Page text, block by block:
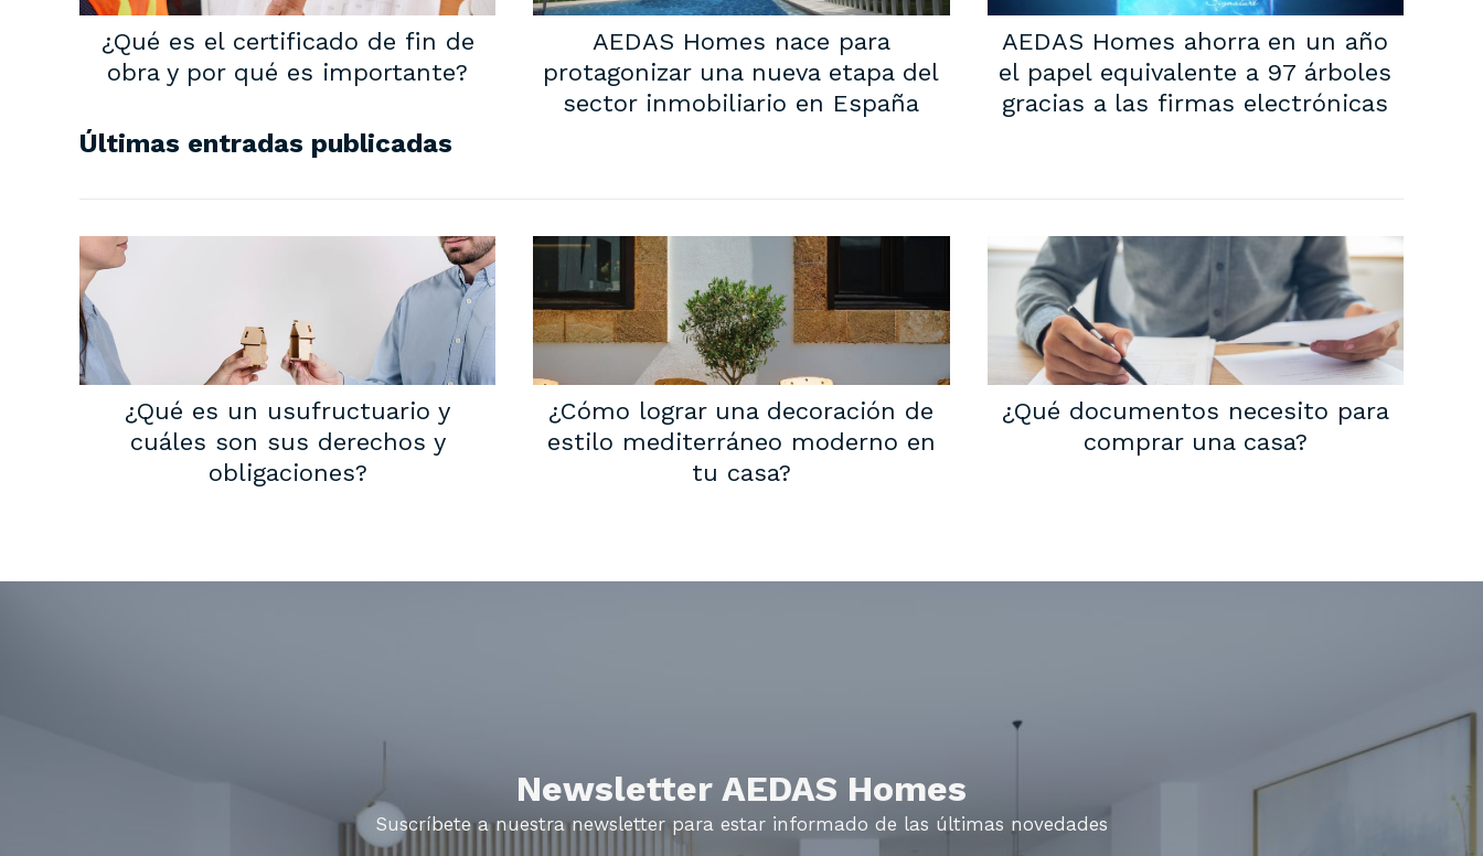
¿Qué es el certificado de fin de
obra y por qué es importante?
AEDAS Homes nace para
protagonizar una nueva etapa del
sector inmobiliario en España
AEDAS Homes ahorra en un año
el papel equivalente a 97 árboles
gracias a las firmas electrónicas
Últimas entradas publicadas
¿Qué es un usufructuario y
cuáles son sus derechos y
obligaciones?
¿Cómo lograr una decoración de
estilo mediterráneo moderno en
tu casa?
¿Qué documentos necesito para
comprar una casa?
Newsletter AEDAS Homes
Suscríbete a nuestra newsletter para estar informado de las últimas novedades